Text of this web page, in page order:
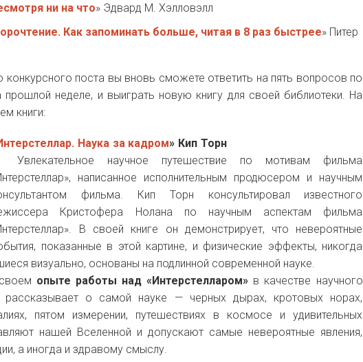
ни на что» Эдвард М. Хэлловэлл
Как запоминать больше, читая в 8 раз быстрее» Питер
конкурсного поста вы вновь сможете ответить на пять вопросов по
неделе, и выиграть новую книгу для своей библиотеки. На
книги:
Наука за кадром» Кип Торн
Увлекательное научное путешествие по мотивам фильма
написанное исполнительным продюсером и научным
фильма. Кип Торн консультировал известного
Кристофера Нолана по научным аспектам фильма
В своей книге он демонстрирует, что невероятные
показанные в этой картине, и физические эффекты, никогда
визуально, основаны на подлинной современной науке.
опыте работы над «Интерстелларом» в качестве научного
рассказывает о самой науке — черных дырах, кротовых норах,
пятом измерении, путешествиях в космосе и удивительных
нашей Вселенной и допускают самые невероятные явления,
а иногда и здравому смыслу.